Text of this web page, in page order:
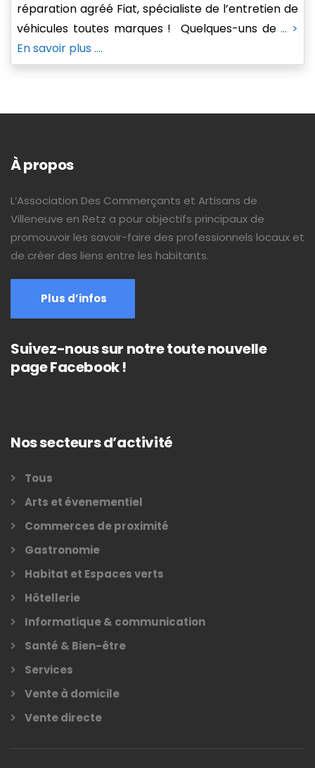
réparation agréé Fiat, spécialiste de l’entretien de
véhicules toutes marques ! Quelques-uns de... >
En savoir plus ....
À propos
L’Association Des Commerçants et Artisans de
Villeneuve en Retz a pour objectifs principaux de
promouvoir les savoir-faire des professionnels locaux et
de créer des liens entre les habitants.
Plus d’infos
Suivez-nous sur notre toute nouvelle
page Facebook !
Nos secteurs d’activité
Tous
Arts et évenementiel
Commerces de proximité
Gastronomie
Habitat et Espaces verts
Hôtellerie
Informatique & communication
Santé & Bien-être
Services
Vente à domicile
Vente directe